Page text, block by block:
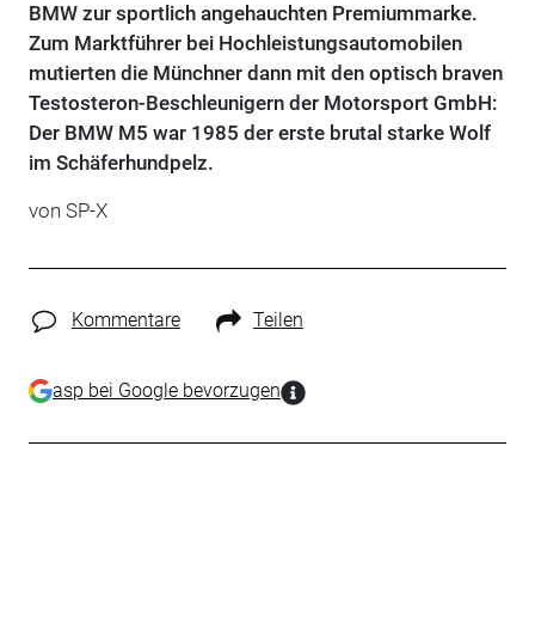
BMW zur sportlich angehauchten Premiummarke.
Zum Marktführer bei Hochleistungsautomobilen
mutierten die Münchner dann mit den optisch braven
Testosteron-Beschleunigern der Motorsport GmbH:
Der BMW M5 war 1985 der erste brutal starke Wolf
im Schäferhundpelz.
von SP-X
Kommentare Teilen
asp bei Google bevorzugen